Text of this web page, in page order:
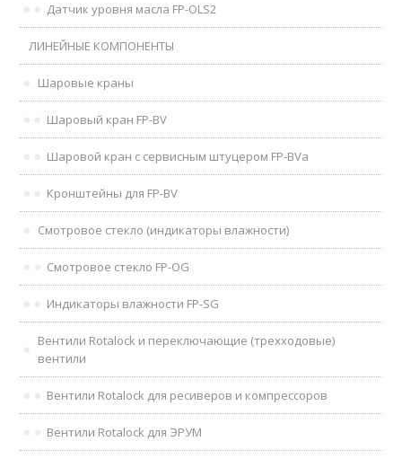
Датчик уровня масла FP-OLS2
ЛИНЕЙНЫЕ КОМПОНЕНТЫ
Шаровые краны
Шаровый кран FP-BV
Шаровой кран с сервисным штуцером FP-BVa
Кронштейны для FP-BV
Смотровое стекло (индикаторы влажности)
Смотровое стекло FP-OG
Индикаторы влажности FP-SG
Вентили Rotalock и переключающие (трехходовые)
вентили
Вентили Rotalock для ресиверов и компрессоров
Вентили Rotalock для ЭРУМ